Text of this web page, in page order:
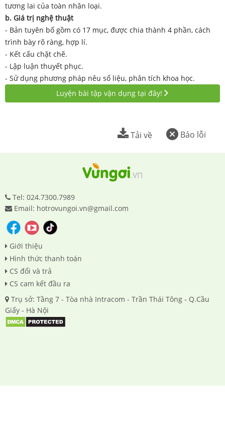
tương lai của toàn nhân loại.
b. Giá trị nghệ thuật
- Bản tuyên bố gồm có 17 mục, được chia thành 4 phần, cách
trình bày rõ ràng, hợp lí.
- Kết cấu chặt chẽ.
- Lập luận thuyết phục.
- Sử dụng phương pháp nêu số liệu, phân tích khoa học.
Luyện bài tập vận dụng tại đây!
Báo lỗi
Tải về
Tel: 024.7300.7989
Email: hotrovungoi.vn@gmail.com
Giới thiệu
Hình thức thanh toán
CS đổi và trả
CS cam kết đầu ra
Trụ sở: Tầng 7 - Tòa nhà Intracom - Trần Thái Tông - Q.Cầu
Giấy - Hà Nội